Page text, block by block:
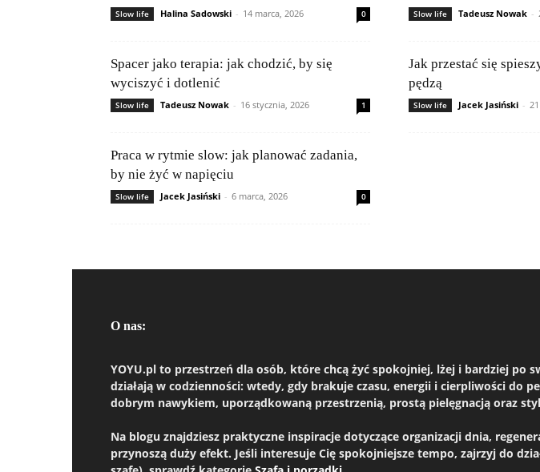
Slow life Halina Sadowski - 14 marca, 2026 0 Slow life Tadeusz Nowak -
Spacer jako terapia: jak chodzić, by się
wyciszyć i dotlenić
Slow life Tadeusz Nowak - 16 stycznia, 2026 1
Jak przestać się
pędzą
Slow life Jacek Jasiński -
Praca w rytmie slow: jak planować zadania,
by nie żyć w napięciu
Slow life Jacek Jasiński - 6 marca, 2026 0
O nas:
YOYU.pl to przestrzeń dla osób, które chcą żyć spokojniej, lżej i bardziej po
działają w codzienności: wtedy, gdy brakuje czasu, energii i cierpliwości do
dobrym nawykiem, uporządkowaną przestrzenią, prostą pielęgnacją oraz
Na blogu znajdziesz praktyczne inspiracje dotyczące organizacji dnia,
przynoszą duży efekt. Jeśli interesuje Cię spokojniejsze tempo, zajrzyj do